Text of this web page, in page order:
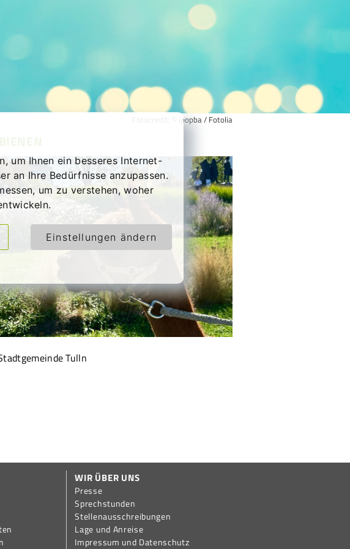
um Ihnen ein besseres Internet-
an Ihre Bedürfnisse anzupassen.
um zu verstehen, woher
Einstellungen ändern
Fotocredit: © ipopba / Fotolia
Tulln
WIR ÜBER UNS
Presse
Sprechstunden
Stellen­aus­schreib­ungen
Lage und Anreise
Impressum und Datenschutz